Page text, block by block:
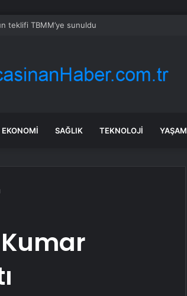
teklifi TBMM’ye sunuldu
EKONOMI SAĞLIK TEKNOLOJI YAŞAM
Kumar